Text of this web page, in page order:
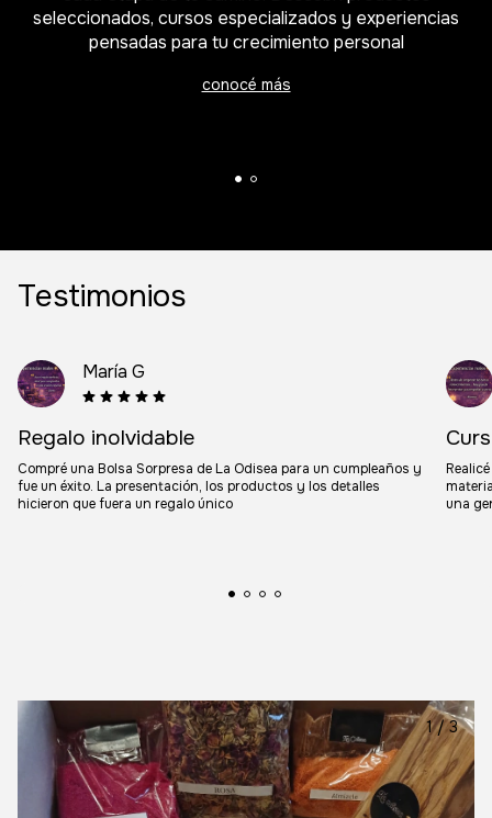
seleccionados, cursos especializados y experiencias
pensadas para tu crecimiento personal
conocé más
Testimonios
María G
Regalo inolvidable
Compré una Bolsa Sorpresa de La Odisea para un cumpleaños y
fue un éxito. La presentación, los productos y los detalles
hicieron que fuera un regalo único
una
1/3